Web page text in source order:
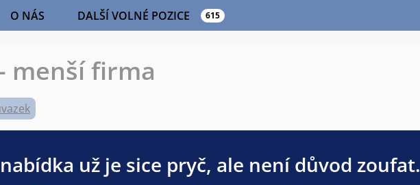
O NÁS DALŠÍ VOLNÉ POZICE 615
menší firma
už je sice pryč, ale není důvod zoufat.